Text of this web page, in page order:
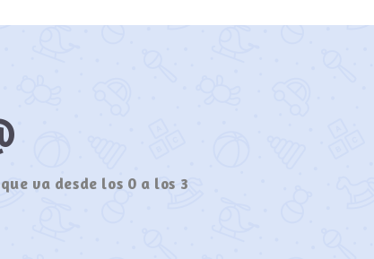
va desde los 0 a los 3